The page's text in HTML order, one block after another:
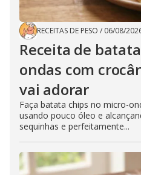
RECEITAS DE PESO / 06/08/
Receita de
ondas com
vai adorar
Faça batata chips no micro-
usando pouco óleo e
sequinhas e perfeitamente...